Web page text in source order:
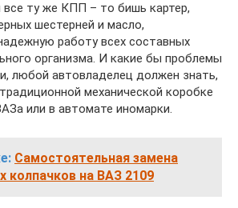
ту же КПП – то бишь картер,
шестерней и масло,
работу всех составных
организма. И какие бы проблемы
любой автовладелец должен знать,
механической коробке
или в автомате иномарки.
Самостоятельная замена
колпачков на ВАЗ 2109